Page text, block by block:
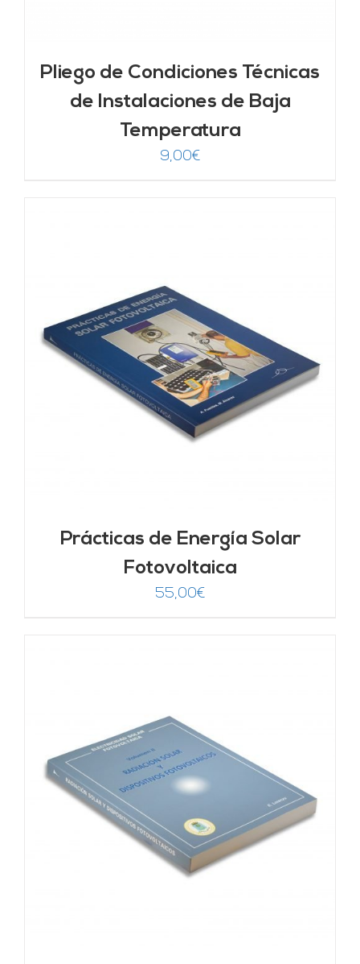
Pliego de Condiciones Técnicas
de Instalaciones de Baja
Temperatura
9,00€
Prácticas de Energía Solar
Fotovoltaica
55,00€